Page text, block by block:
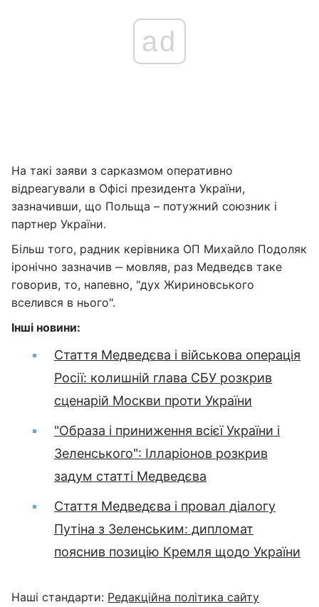
ad
На такі заяви з сарказмом оперативно
відреагували в Офісі президента України,
зазначивши, що Польща – потужний союзник і
партнер України.
Більш того, радник керівника ОП Михайло Подоляк
іронічно зазначив ‒ мовляв, раз Медведєв таке
говорив, то, напевно, "дух Жириновського
вселився в нього".
Інші новини:
Стаття Медведєва і військова операція
Росії: колишній глава СБУ розкрив
сценарій Москви проти України
"Образа і приниження всієї України і
Зеленського": Ілларіонов розкрив
задум статті Медведєва
Стаття Медведєва і провал діалогу
Путіна з Зеленським: дипломат
пояснив позицію Кремля щодо України
Наші стандарти: Редакційна політика сайту